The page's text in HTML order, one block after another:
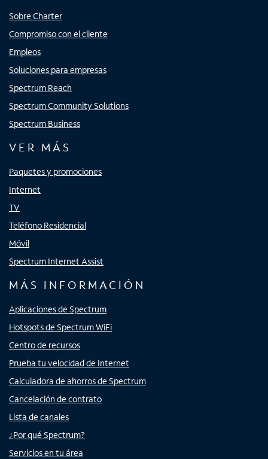
Sobre Charter
Compromiso con el cliente
Empleos
Soluciones para empresas
Spectrum Reach
Spectrum Community Solutions
Spectrum Business
VER MÁS
Paquetes y promociones
Internet
TV
Teléfono Residencial
Móvil
Spectrum Internet Assist
MÁS INFORMACIÓN
Aplicaciones de Spectrum
Hotspots de Spectrum WiFi
Centro de recursos
Prueba tu velocidad de Internet
Calculadora de ahorros de Spectrum
Cancelación de contrato
Lista de canales
¿Por qué Spectrum?
Servicios en tu área